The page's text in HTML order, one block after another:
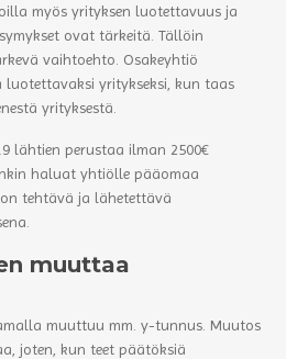
myös yrityksen luotettavuus ja
ovat tärkeitä. Tällöin
vaihtoehto. Osakeyhtiö
luotettavaksi yritykseksi, kun taas
yrityksestä.
lähtien perustaa ilman 2500€
haluat yhtiölle pääomaa
tehtävä ja lähetettävä
muuttaa
muuttuu mm. y-tunnus. Muutos
joten, kun teet päätöksiä